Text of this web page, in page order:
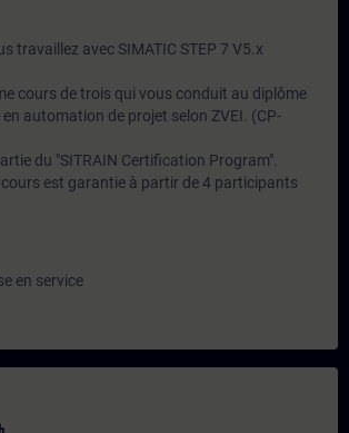
travaillez avec SIMATIC STEP 7 V5.x
cours de trois qui vous conduit au diplôme
automation de projet selon ZVEI. (CP-
du "SITRAIN Certification Program".
cours est garantie à partir de 4 participants
en service